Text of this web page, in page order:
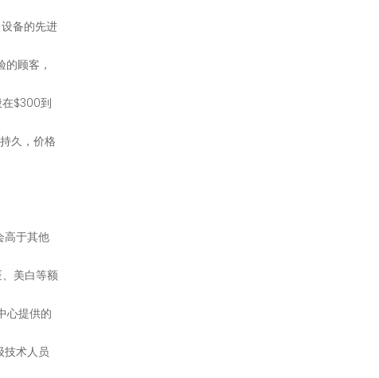
备的先进
顾客，
$300到
久，价格
高于其他
美白等额
心提供的
技术人员